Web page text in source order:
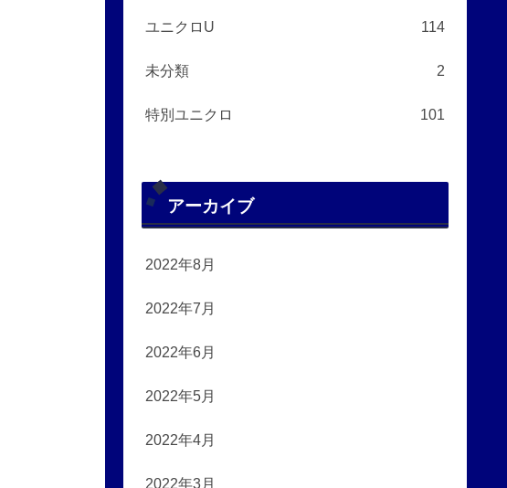
ユニクロU 114
未分類 2
特別ユニクロ 101
アーカイブ
2022年8月
2022年7月
2022年6月
2022年5月
2022年4月
2022年3月